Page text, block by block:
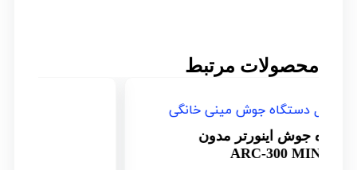
محصولات مرتبط